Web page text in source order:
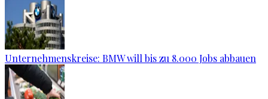
Unternehmenskreise: BMW will bis zu 8.000 Jobs abbauen